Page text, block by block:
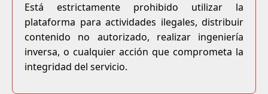
Está estrictamente prohibido utilizar la
plataforma para actividades ilegales, distribuir
contenido no autorizado, realizar ingeniería
inversa, o cualquier acción que comprometa la
integridad del servicio.